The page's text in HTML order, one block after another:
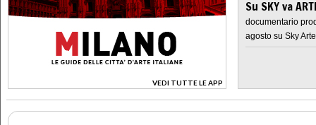
VEDI TUTTE LE APP
>
Su SKY va
documentario
agosto su Sky Arte